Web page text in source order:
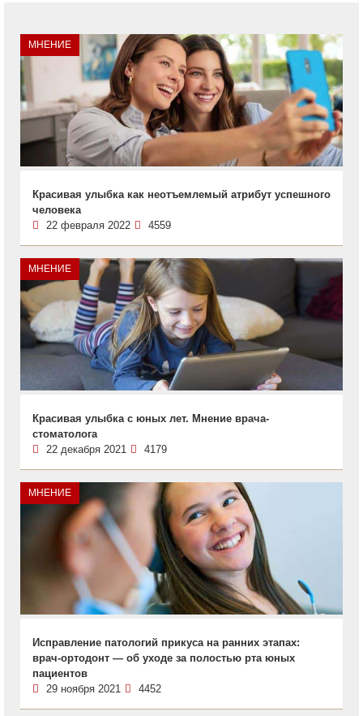
МНЕНИЕ
Красивая улыбка как неотъемлемый атрибут успешного
человека
22 февраля 2022
4559
МНЕНИЕ
Красивая улыбка с юных лет. Мнение врача-
стоматолога
22 декабря 2021
4179
МНЕНИЕ
Исправление патологий прикуса на ранних этапах:
врач-ортодонт — об уходе за полостью рта юных
пациентов
29 ноября 2021
4452